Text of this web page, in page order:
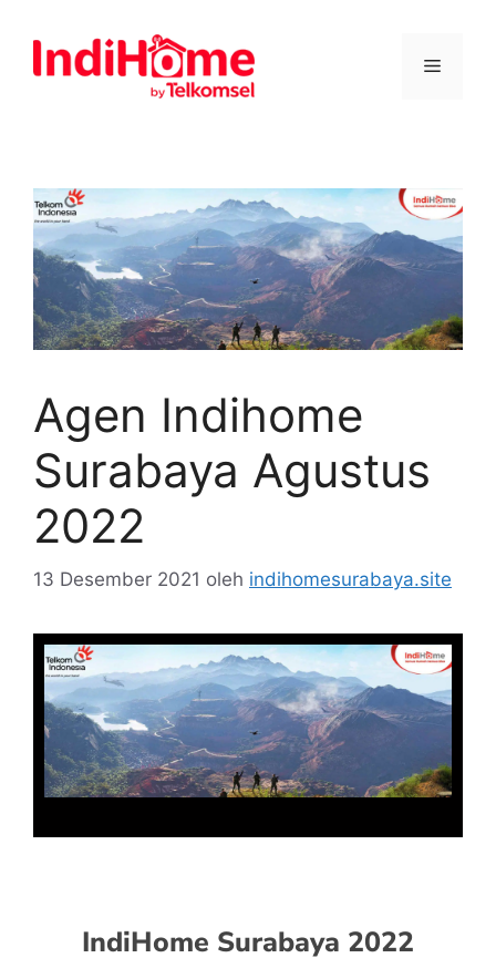
Agen Indihome
Surabaya Agustus
2022
13 Desember 2021 oleh indihomesurabaya.site
IndiHome Surabaya 2022